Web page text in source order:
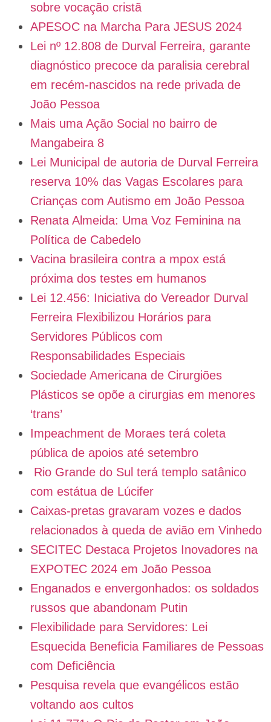
sobre vocação cristã
APESOC na Marcha Para JESUS 2024
Lei nº 12.808 de Durval Ferreira, garante
diagnóstico precoce da paralisia cerebral
em recém-nascidos na rede privada de
João Pessoa
Mais uma Ação Social no bairro de
Mangabeira 8
Lei Municipal de autoria de Durval Ferreira
reserva 10% das Vagas Escolares para
Crianças com Autismo em João Pessoa
Renata Almeida: Uma Voz Feminina na
Política de Cabedelo
Vacina brasileira contra a mpox está
próxima dos testes em humanos
Lei 12.456: Iniciativa do Vereador Durval
Ferreira Flexibilizou Horários para
Servidores Públicos com
Responsabilidades Especiais
Sociedade Americana de Cirurgiões
Plásticos se opõe a cirurgias em menores
‘trans’
Impeachment de Moraes terá coleta
pública de apoios até setembro
Rio Grande do Sul terá templo satânico
com estátua de Lúcifer
Caixas-pretas gravaram vozes e dados
relacionados à queda de avião em Vinhedo
SECITEC Destaca Projetos Inovadores na
EXPOTEC 2024 em João Pessoa
Enganados e envergonhados: os soldados
russos que abandonam Putin
Flexibilidade para Servidores: Lei
Esquecida Beneficia Familiares de Pessoas
com Deficiência
Pesquisa revela que evangélicos estão
voltando aos cultos